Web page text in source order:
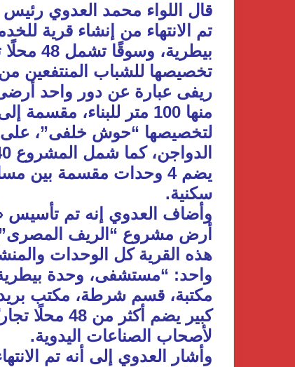
قال اللواء محمد العدوي رئيس
تم الانتهاء من إنشاء قرية
لتخصيصها “حوش خلفى”، على
سكنية.
وأضاف العدوي إنه تم تأسيس
أرض مشروع “الريف
هذه القرية كل الوحدات
واحد: “مستشفى، وحدة
مكتبة، قسم شرطة، مكتب
كبير يضم
لأصحاب الصناعات اليدوية.
وأشار العدوي إلى أنه تم